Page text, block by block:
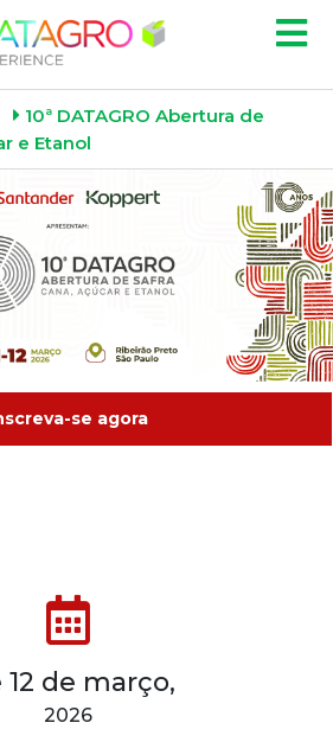
10ª DATAGRO Abertura de
e Etanol
se agora
12 de março,
2026